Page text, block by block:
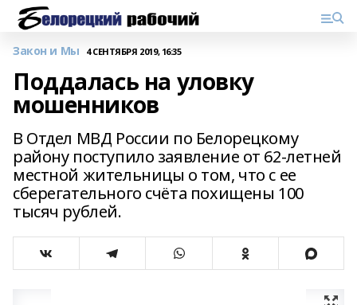
Закон и Мы 4 СЕНТЯБРЯ 2019, 16:35
Поддалась на уловку
мошенников
В Отдел МВД России по Белорецкому
району поступило заявление от 62-летней
местной жительницы о том, что с ее
сберегательного счёта похищены 100
тысяч рублей.